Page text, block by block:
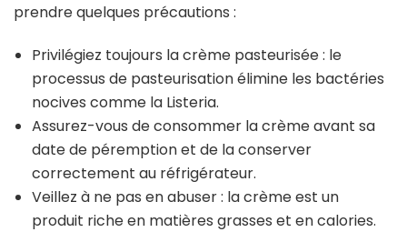
prendre quelques précautions :
Privilégiez toujours la crème pasteurisée : le
processus de pasteurisation élimine les bactéries
nocives comme la Listeria.
Assurez-vous de consommer la crème avant sa
date de péremption et de la conserver
correctement au réfrigérateur.
Veillez à ne pas en abuser : la crème est un
produit riche en matières grasses et en calories.